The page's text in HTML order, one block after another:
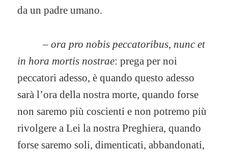
da un padre umano.
–ora pro nobis peccatoribus, nunc et
in hora mortis nostrae: prega per noi
peccatori adesso, è quando questo adesso
sarà l’ora della nostra morte, quando forse
non saremo più coscienti e non potremo più
rivolgere a Lei la nostra Preghiera, quando
forse saremo soli, dimenticati, abbandonati,